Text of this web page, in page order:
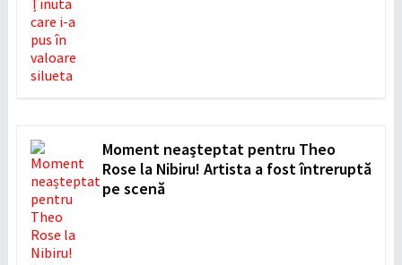
Moment neașteptat pentru Theo
Rose la Nibiru! Artista a fost întreruptă
pe scenă